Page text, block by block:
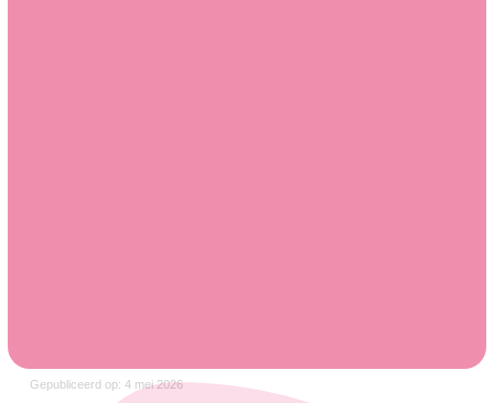
Gepubliceerd op: 4 mei 2026